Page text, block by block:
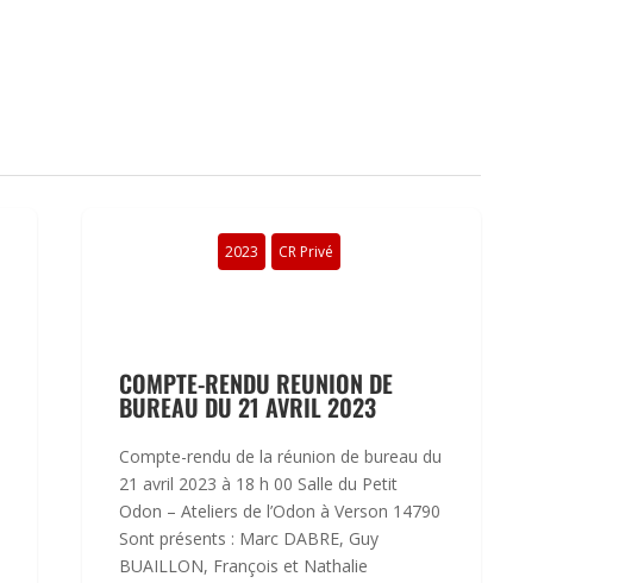
2023 CR Privé
COMPTE-RENDU REUNION DE
BUREAU DU 21 AVRIL 2023
Compte-rendu de la réunion de bureau du
21 avril 2023 à 18 h 00 Salle du Petit
Odon – Ateliers de l’Odon à Verson 14790
Sont présents : Marc DABRE, Guy
BUAILLON, François et Nathalie